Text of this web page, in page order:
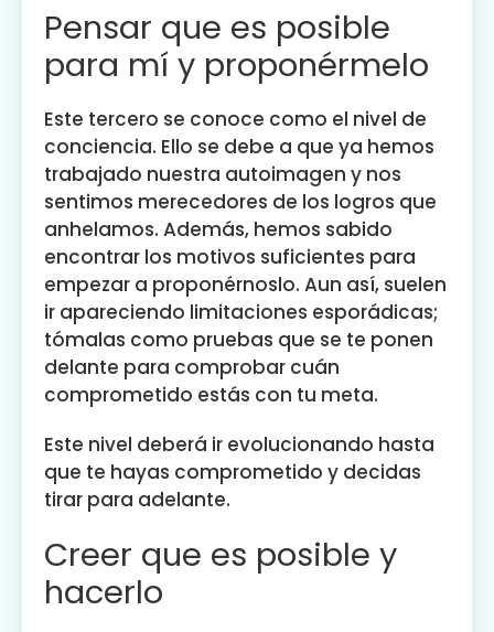
Pensar que es posible
para mí y proponérmelo
Este tercero se conoce como el nivel de
conciencia. Ello se debe a que ya hemos
trabajado nuestra autoimagen y nos
sentimos merecedores de los logros que
anhelamos. Además, hemos sabido
encontrar los motivos suficientes para
empezar a proponérnoslo. Aun así, suelen
ir apareciendo limitaciones esporádicas;
tómalas como pruebas que se te ponen
delante para comprobar cuán
comprometido estás con tu meta.
Este nivel deberá ir evolucionando hasta
que te hayas comprometido y decidas
tirar para adelante.
Creer que es posible y
hacerlo